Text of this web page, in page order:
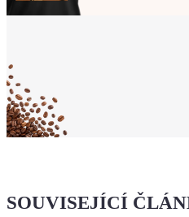
že jsi Maker!
Koupit tričko
SOUVISEJÍCÍ